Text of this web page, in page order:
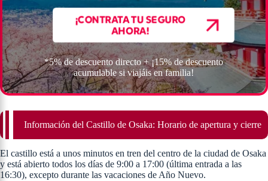
¡CONTRATA TU SEGURO
AHORA!
*5% de descuento directo + ¡15% de descuento
acumulable si viajáis en familia!
Información del Castillo de Osaka: Horario de apertura y cierre
El castillo está a unos minutos en tren del centro de la ciudad de Osaka
y está abierto todos los días de 9:00 a 17:00 (última entrada a las
16:30), excepto durante las vacaciones de Año Nuevo.